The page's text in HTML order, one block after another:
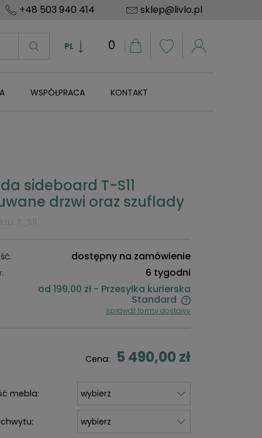
+48 503 940 414 sklep@livlo.pl
PL
DE
WSPÓŁPRACA KONTAKT
sideboard T-S11
drzwi oraz szuflady
dostępny na zamówienie
6 tygodni
od 199,00 zł - Przesyłka kurierska
Standard
Cena nie zawiera ewentualnych
sprawdź formy dostawy
Cena: 5 490,00 zł
mebla: